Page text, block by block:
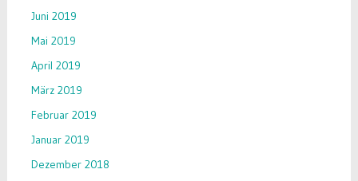
Juni 2019
Mai 2019
April 2019
März 2019
Februar 2019
Januar 2019
Dezember 2018